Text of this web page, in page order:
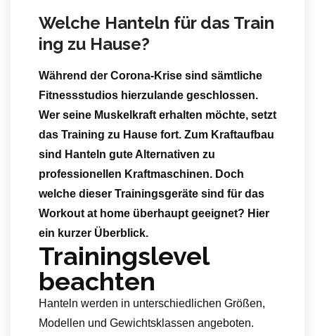
Welche Hanteln für das Train
ing zu Hause?
Während der Corona-Krise sind sämtliche
Fitnessstudios hierzulande geschlossen.
Wer seine Muskelkraft erhalten möchte, setzt
das Training zu Hause fort. Zum Kraftaufbau
sind Hanteln gute Alternativen zu
professionellen Kraftmaschinen. Doch
welche dieser Trainingsgeräte sind für das
Workout at home überhaupt geeignet? Hier
ein kurzer Überblick.
Trainingslevel
beachten
Hanteln werden in unterschiedlichen Größen,
Modellen und Gewichtsklassen angeboten.